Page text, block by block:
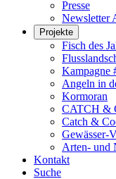
Presse
Newsletter
Projekte
Fisch des
Kampagne
Angeln in
Kormoran
CATCH &
Catch &
Gewässer-
Arten- und
Kontakt
Suche